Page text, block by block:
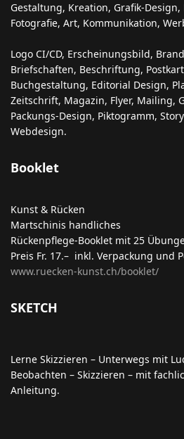
Gestaltung, Kreation, Grafik-Design,
Fotografie, Art, Kommunikation,
Logo CI/CD, Erscheinungsbild,
Briefschaften, Beschriftung,
Buchgestaltung, Editorial Design,
Zeitschrift, Magazin, Flyer, Mailing,
Packungs-Design, Piktogramm,
Webdesign.
Booklet
Kunst & Rücken
Martschinis handliches
Rückenpflege-Booklet mit 25
Preis Fr. 17.– inkl. Verpackung und
www.ruecken-kunst.ch/booklet/
SKETCH
Lerne Skizzieren – Unterwegs mit
Beobachten – Skizzieren – mit
Anleitung.